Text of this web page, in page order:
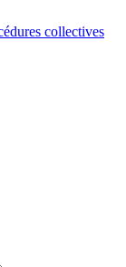
collectives